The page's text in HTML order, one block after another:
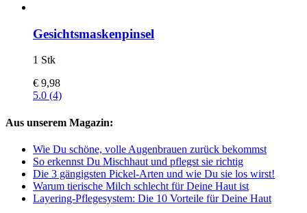
Gesichtsmaskenpinsel
1 Stk
€ 9,98
5.0 (4)
Aus unserem Magazin:
Wie Du schöne, volle Augenbrauen zurück bekommst
So erkennst Du Mischhaut und pflegst sie richtig
Die 3 gängigsten Pickel-Arten und wie Du sie los wirst!
Warum tierische Milch schlecht für Deine Haut ist
Layering-Pflegesystem: Die 10 Vorteile für Deine Haut